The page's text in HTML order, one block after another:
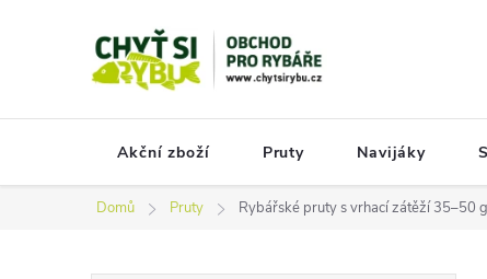
Akční zboží Pruty Navijáky
Domů Pruty Rybářské pruty s vrhací zátěží 35–50 g